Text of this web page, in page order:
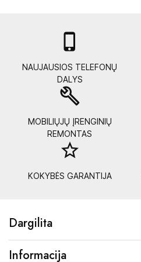

NAUJAUSIOS TELEFONŲ
DALYS
build
MOBILIŲJŲ ĮRENGINIŲ
REMONTAS
star_border
KOKYBĖS GARANTIJA
Dargilita
Informacija